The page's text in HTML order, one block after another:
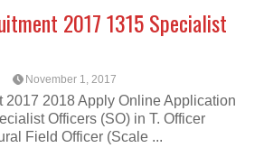
2017 1315 Specialist
November 1, 2017
2017 2018 Apply Online Application
Officers (SO) in T. Officer
Field Officer (Scale ...